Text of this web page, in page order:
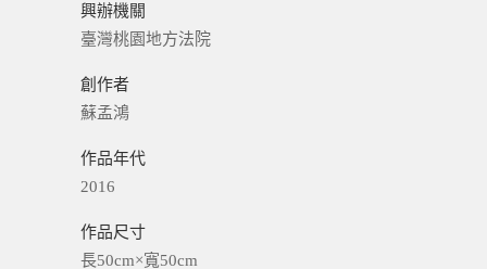
興辦機關
臺灣桃園地方法院
創作者
蘇孟鴻
作品年代
2016
作品尺寸
長50cm×寬50cm